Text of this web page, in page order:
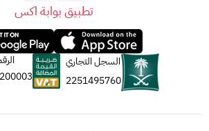
تطبيق بوابة اكس
السجل التجاري
2251495760